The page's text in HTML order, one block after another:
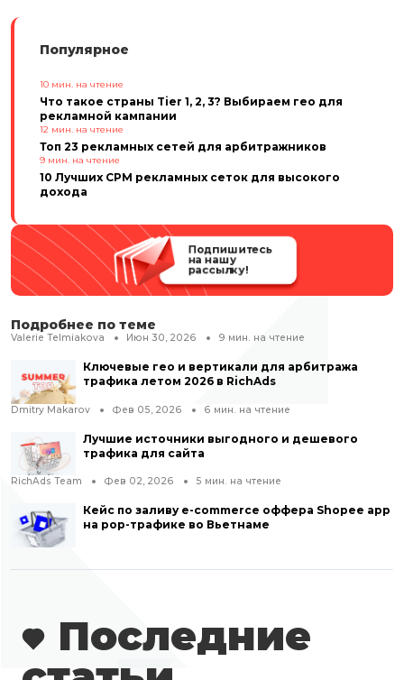
Популярное
10 мин. на чтение
Что такое страны Tier 1, 2, 3? Выбираем гео для
рекламной кампании
12 мин. на чтение
Топ 23 рекламных сетей для арбитражников
9 мин. на чтение
10 Лучших CPM рекламных сеток для высокого
дохода
Подпишитесь
на нашу
рассылку!
Подробнее по теме
Valerie Telmiakova Июн 30, 2026 9 мин. на чтение
Ключевые гео и вертикали для арбитража
трафика летом 2026 в RichAds
Dmitry Makarov Фев 05, 2026 6 мин. на чтение
Лучшие источники выгодного и дешевого
трафика для сайта
RichAds Team Фев 02, 2026 5 мин. на чтение
Кейс по заливу e-commerce оффера Shopee app
на pop-трафике во Вьетнаме
Последние